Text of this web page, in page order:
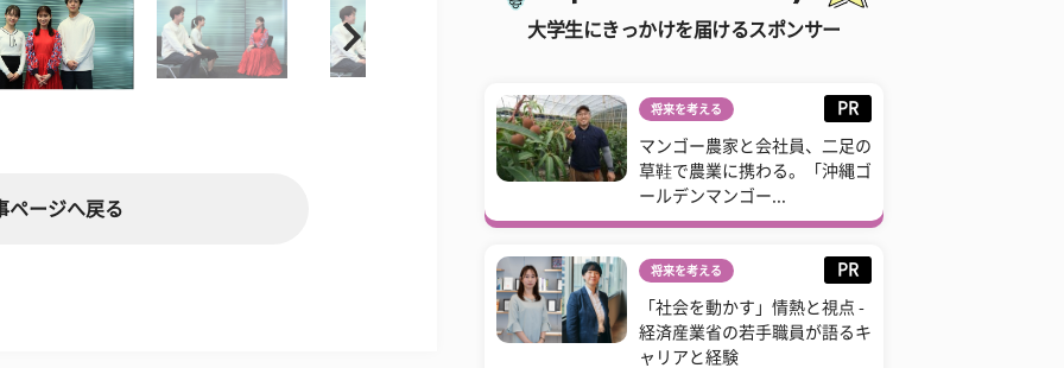
ページへ戻る
大学生にきっかけを届けるスポンサー
将来を考える PR
マンゴー農家と会社員、二足の
草鞋で農業に携わる。「沖縄ゴ
ールデンマンゴー...
将来を考える PR
「社会を動かす」情熱と視点 -
経済産業省の若手職員が語るキ
ャリアと経験